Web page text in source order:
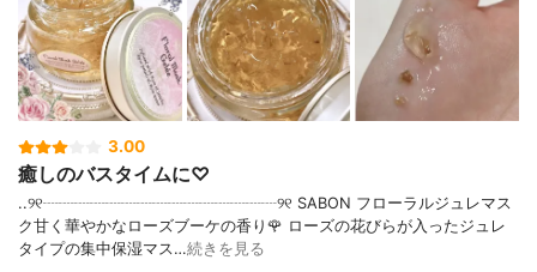
3.00
癒しのバスタイムに♡
..୨୧┈┈┈┈┈┈┈┈┈┈┈┈┈┈┈୨୧ SABON フローラルジュレマス
ク甘く華やかなローズブーケの香り🌹 ローズの花びらが入ったジュレ
タイプの集中保湿マス…続きを見る